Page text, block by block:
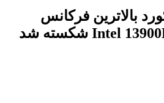
رکورد بالاترین فرکانس